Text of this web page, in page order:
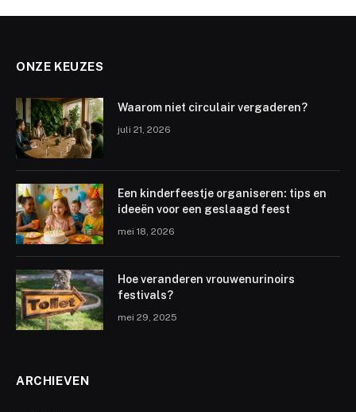
ONZE KEUZES
Waarom niet circulair vergaderen?
juli 21, 2026
Een kinderfeestje organiseren: tips en
ideeën voor een geslaagd feest
mei 18, 2026
Hoe veranderen vrouwenurinoirs
festivals?
mei 29, 2025
ARCHIEVEN